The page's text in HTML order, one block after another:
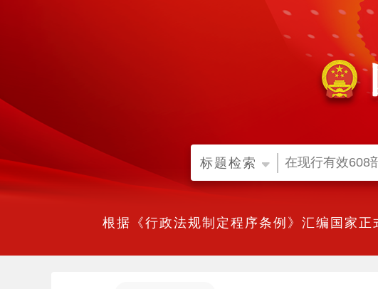
标题检索
根据《行政法规制定程序条例》汇编国家